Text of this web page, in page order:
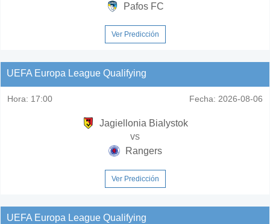
Pafos FC
Ver Predicción
UEFA Europa League Qualifying
Hora: 17:00 Fecha: 2026-08-06
Jagiellonia Bialystok
vs
Rangers
Ver Predicción
UEFA Europa League Qualifying